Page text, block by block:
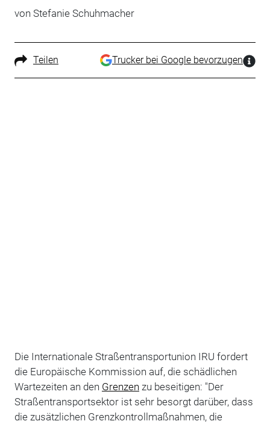
von Stefanie Schuhmacher
Teilen Trucker bei Google bevorzugen
Die Internationale Straßentransportunion IRU fordert
die Europäische Kommission auf, die schädlichen
Wartezeiten an den Grenzen zu beseitigen: "Der
Straßentransportsektor ist sehr besorgt darüber, dass
die zusätzlichen Grenzkontrollmaßnahmen, die